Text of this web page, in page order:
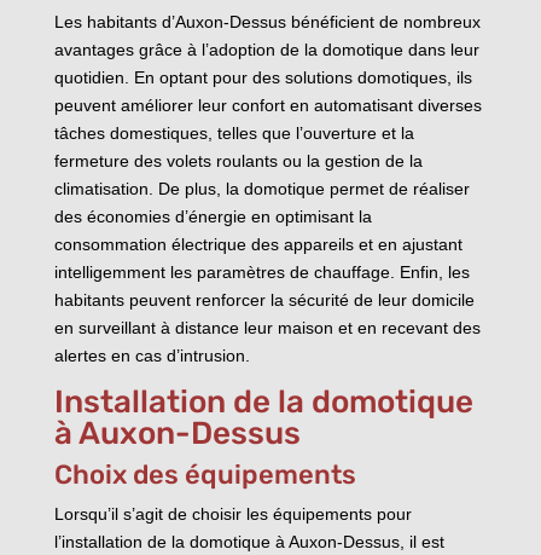
Les habitants d’Auxon-Dessus bénéficient de nombreux
avantages grâce à l’adoption de la domotique dans leur
quotidien. En optant pour des solutions domotiques, ils
peuvent améliorer leur confort en automatisant diverses
tâches domestiques, telles que l’ouverture et la
fermeture des volets roulants ou la gestion de la
climatisation. De plus, la domotique permet de réaliser
des économies d’énergie en optimisant la
consommation électrique des appareils et en ajustant
intelligemment les paramètres de chauffage. Enfin, les
habitants peuvent renforcer la sécurité de leur domicile
en surveillant à distance leur maison et en recevant des
alertes en cas d’intrusion.
Installation de la domotique
à Auxon-Dessus
Choix des équipements
Lorsqu’il s’agit de choisir les équipements pour
l’installation de la domotique à Auxon-Dessus, il est